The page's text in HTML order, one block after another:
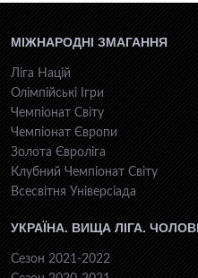
МІЖНАРОДНІ ЗМАГАННЯ
Ліга Націй
Олімпійські Ігри
Чемпіонат Світу
Чемпіонат Європи
Золота Євроліга
Клубний Чемпіонат Світу
Всесвiтня Унiверсiaда
УКРАЇНА. ВИЩА ЛІГА.
Сезон 2021-2022